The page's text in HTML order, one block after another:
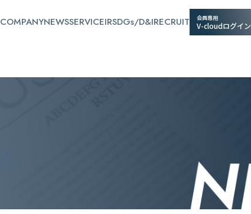
COMPANYNEWSSERVICEIRSDGs/D&IRECRUIT 会員専用
V-cloudログイン